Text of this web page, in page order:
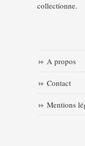
collectionne.
A propos
Contact
Mentions